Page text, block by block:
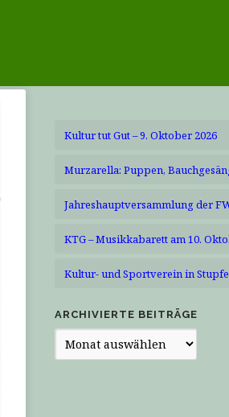
Kultur tut Gut – 9. Oktober 2026
Murzarella: Puppen,
Jahreshauptversammlung der
KTG – Musikkabarett am 10.
Kultur- und Sportverein in
ARCHIVIERTE BEITRÄGE
Archivierte
Beiträge